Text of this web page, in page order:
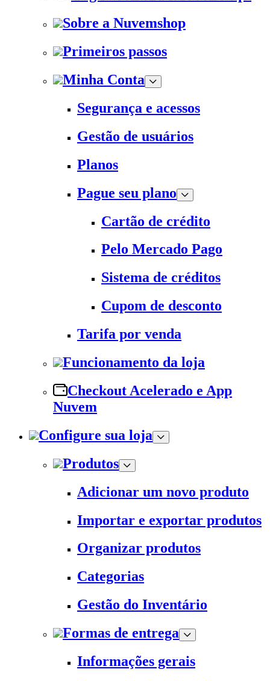
Sobre a Nuvemshop
Primeiros passos
Minha Conta
Segurança e acessos
Gestão de usuários
Planos
Pague seu plano
Cartão de crédito
Pelo Mercado Pago
Sistema de créditos
Cupom de desconto
Tarifa por venda
Funcionamento da loja
Checkout Acelerado e App
Nuvem
Configure sua loja
Produtos
Adicionar um novo produto
Importar e exportar produtos
Organizar produtos
Categorias
Gestão do Inventário
Formas de entrega
Informações gerais